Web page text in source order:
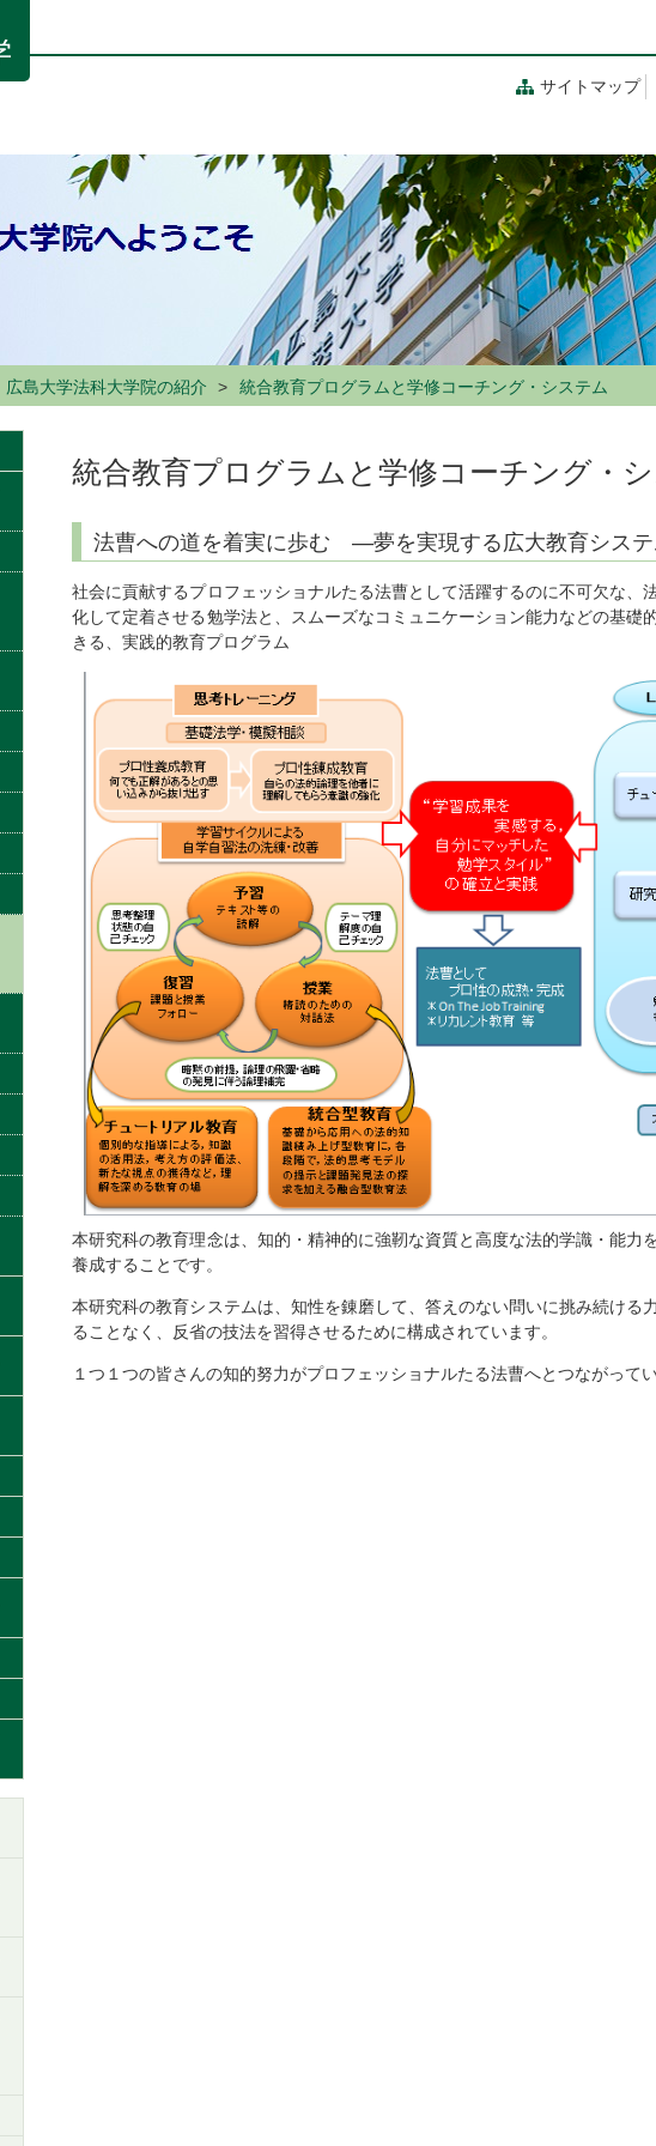
サイトマップ
広島大学法科大学院の紹介 統合教育プログラムと学修コーチング・システム
統合教育プログラムと学修コーチング・
法曹への道を着実に歩む ―夢を実現する広大教育シス
社会に貢献するプロフェッショナルたる法曹として活躍するのに不可欠な、
化して定着させる勉学法と、スムーズなコミュニケーション能力などの基礎
きる、実践的教育プログラム
本研究科の教育理念は、知的・精神的に強靭な資質と高度な法的学識・能力
養成することです。
本研究科の教育システムは、知性を錬磨して、答えのない問いに挑み続ける
ることなく、反省の技法を習得させるために構成されています。
１つ１つの皆さんの知的努力がプロフェッショナルたる法曹へとつながってい